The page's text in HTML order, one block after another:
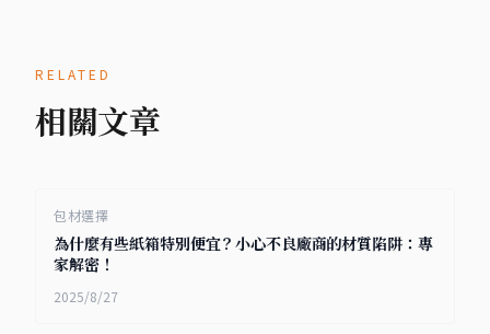
RELATED
相關文章
包材選擇
為什麼有些紙箱特別便宜？小心不良廠商的材質陷阱：專
家解密！
2025/8/27